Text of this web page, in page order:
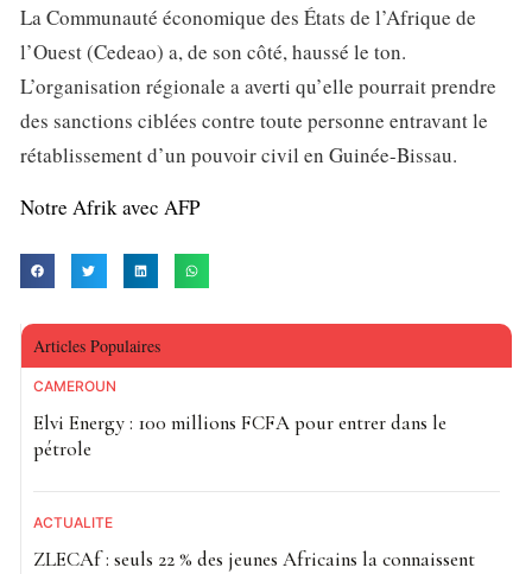
La Communauté économique des États de l’Afrique de
l’Ouest (Cedeao) a, de son côté, haussé le ton.
L’organisation régionale a averti qu’elle pourrait prendre
des sanctions ciblées contre toute personne entravant le
rétablissement d’un pouvoir civil en Guinée-Bissau.
Notre Afrik avec AFP
Articles Populaires
CAMEROUN
Elvi Energy : 100 millions FCFA pour entrer dans le
pétrole
ACTUALITE
ZLECAf : seuls 22 % des jeunes Africains la connaissent